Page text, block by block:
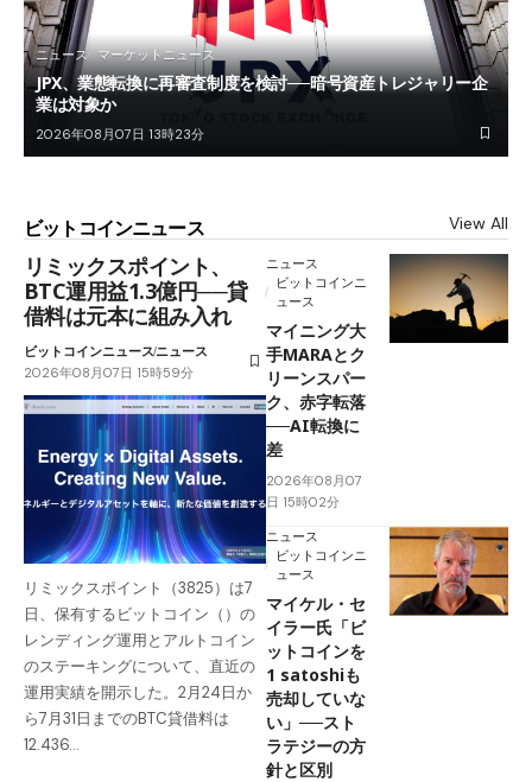
ニュース マーケットニュース
JPX、業態転換に再審査制度を検討──暗号資産トレジャリー企
業は対象か
2026年08月07日 13時23分
ビットコインニュース View All
リミックスポイント、
BTC運用益1.3億円──貸
借料は元本に組み入れ
ビットコインニュースニュース
2026年08月07日 15時59分
リミックスポイント（3825）は7
日、保有するビットコイン（）の
レンディング運用とアルトコイン
のステーキングについて、直近の
運用実績を開示した。2月24日か
ら7月31日までのBTC貸借料は
12.436…
ニュース
ビットコインニ
ュース
マイニング大
手MARAとク
リーンスパー
ク、赤字転落
──AI転換に
差
2026年08月07
日 15時02分
ニュース
ビットコインニ
ュース
マイケル・セ
イラー氏「ビ
ットコインを
1 satoshiも
売却していな
い」──スト
ラテジーの方
針と区別